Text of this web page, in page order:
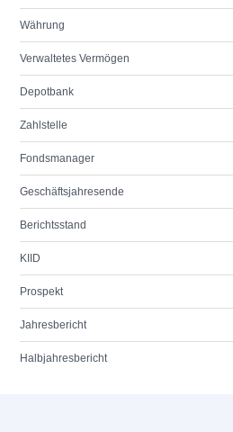
Währung
Verwaltetes Vermögen
Depotbank
Zahlstelle
Fondsmanager
Geschäftsjahresende
Berichtsstand
KIID
Prospekt
Jahresbericht
Halbjahresbericht